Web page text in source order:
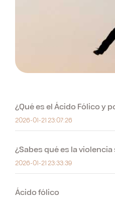
¿Qué es el Ácido Fólico y
2026-01-21 23:07:26
¿Sabes qué es la
2026-01-21 23:33:39
Ácido fólico